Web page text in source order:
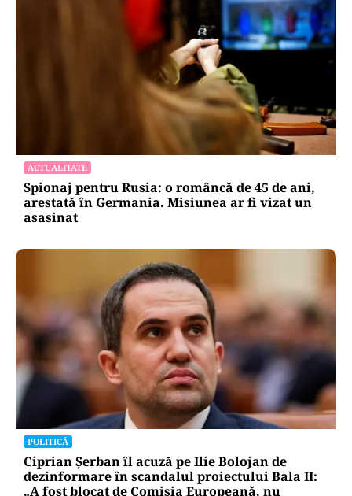
ACTUALITATE
Spionaj pentru Rusia: o româncă de 45 de ani,
arestată în Germania. Misiunea ar fi vizat un
asasinat
POLITICĂ
Ciprian Șerban îl acuză pe Ilie Bolojan de
dezinformare în scandalul proiectului Bala II:
„A fost blocat de Comisia Europeană, nu